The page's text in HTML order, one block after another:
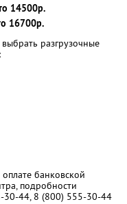
14500р.
16700р.
разгрузочные
банковской
подробности
30-44, 8 (800) 555-30-44